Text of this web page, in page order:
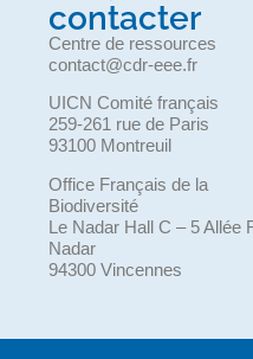
contacter
Centre de ressources
contact@cdr-eee.fr
UICN Comité français
259-261 rue de Paris
93100 Montreuil
Office Français de la
Biodiversité
Le Nadar Hall C – 5 Allée
Nadar
94300 Vincennes